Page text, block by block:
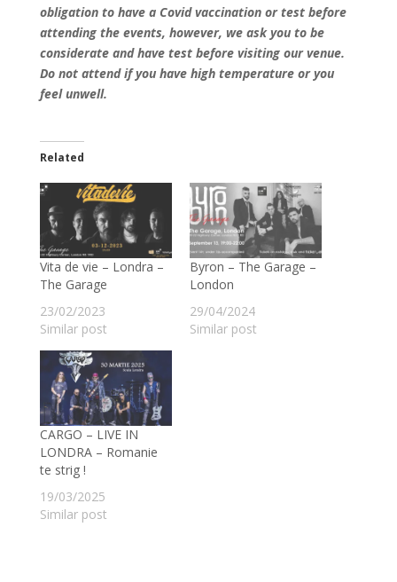
obligation to have a Covid vaccination or test before
attending the events, however, we ask you to be
considerate and have test before visiting our venue.
Do not attend if you have high temperature or you
feel unwell.
Related
Vita de vie – Londra –
The Garage
23/02/2023
Similar post
Byron – The Garage –
London
29/04/2024
Similar post
CARGO – LIVE IN
LONDRA – Romanie
te strig !
19/03/2025
Similar post